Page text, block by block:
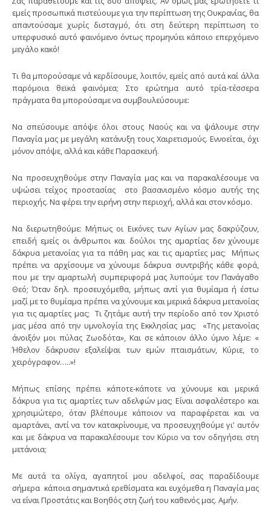
εμείς προσωπικά πιστεύουμε για την περίπτωση της Ουκρανίας, θα
απαντούσαμε χωρίς δισταγμό, ότι στη δεύτερη περίπτωση το
υπερφυσικό αυτό φαινόμενο όντως προμηνύει κάποιο επερχόμενο
μεγάλο κακό!
Τι θα μπορούσαμε νά κερδίσουμε, λοιπόν, εμείς από αυτά καί άλλα
παρόμοια θεϊκά φαινόμεα; Στο ερώτημα αυτό τρία-τέσσερα
πράγματα θα μπορούσαμε να συμβουλεύσουμε:
Να σπεύσουμε απόψε όλοι στους Ναούς και να ψάλουμε στην
Παναγία μας με μεγάλη κατάνυξη τους Χαιρετισμούς. Εννοείται, όχι
μόνον απόψε, αλλά και κάθε Παρασκευή.
Να προσευχηθούμε στην Παναγία μας και να παρακαλέσουμε να
υψώσει τείχος προστασίας στο βασανισμένο κόσμο αυτής της
περιοχής. Να φέρει την ειρήνη στην περιοχή, αλλά και στον κόσμο.
Να διερωτηθούμε: Μήπως οι Εικόνες των Αγίων μας δακρύζουν,
επειδή εμείς οι άνθρωποι και δούλοι της αμαρτίας δεν χύνουμε
δάκρυα μετανοίας για τα πάθη μας και τις αμαρτίες μας; Μήπως
πρέπει να αρχίσουμε να χύνουμε δάκρυα συντριβής κάθε φορά,
που με την αμαρτωλή συμπεριφορά μας λυπούμε τον Πανάγαθο
Θεό; Όταν δηλ. προσευχόμεθα, μήπως αντί για θυμίαμα ή έστω
μαζί με το θυμίαμα πρέπει να χύνουμε και μερικά δάκρυα μετανοίας
για τις αμαρτίες μας; Τι ζητάμε αυτή την περίοδο από τον Χριστό
μας μέσα από την υμνολογία της Εκκλησίας μας; «Της μετανοίας
άνοιξόν μοι πύλας Ζωοδότα», Και σε κάποιον άλλο ύμνο λέμε: «
Ήθελον δάκρυσιν εξαλείψαι των εμών πταισμάτων, Κύριε, το
χειρόγραφον…..»!
Μήπως επίσης πρέπει κάποτε-κάποτε να χύνουμε και μερικά
δάκρυα για τις αμαρτίες των αδελφών μας; Είναι ασφαλέστερο και
χρησιμώτερο, όταν βλέπουμε κάποιον να παραφέρεται και να
αμαρτάνει, αντί να τον κατακρίνουμε, να προσευχηθούμε γι’ αυτόν
και με δάκρυα να παρακαλέσουμε τον Κύριο να τον οδηγήσει στη
μετάνοια;
Mε αυτά τα ολίγα, αγαπητοί μου αδελφοί, σας παραδίδουμε
σήμερα κάποια σημαντικά ερεθίσματα και ευχόμεθα η Παναγία μας
να είναι Προστάτις και Βοηθός στη ζωή του καθενός μας. Αμήν.